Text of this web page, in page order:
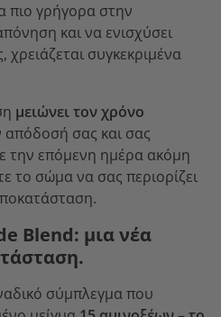
πιο γρήγορα στην
και να ενισχύσει
χρειάζεται συγκεκριμένα
μειώνει τον χρόνο
απόδοσή σας και σας
την επόμενη ημέρα ακόμη
το σώμα να σας περιορίζει
Blend: μια νέα
σύμπλεγμα που